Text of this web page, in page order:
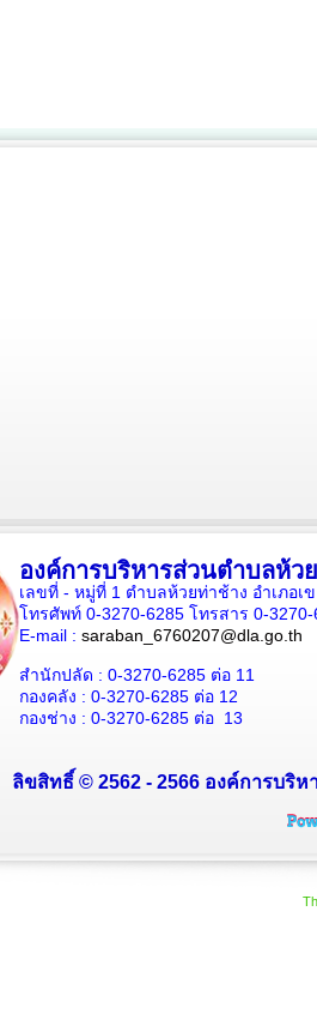
องค์การบริหารส่วนตำบลห้ว
เลขที่ - หมู่ที่ 1 ตำบลห้วยท่าช้าง อำเภอเ
โทรศัพท์ 0-3270-6285 โทรสาร 0-
E-mail : saraban_6760207@dla.go.th
สำนักปลัด : 0-3270-6285 ต่อ 11
กองคลัง : 0-3270-6285 ต่อ 12
กองช่าง : 0-3270-6285 ต่อ 13
ลิขสิทธิ์ © 2562 - 2566 องค์การบริ